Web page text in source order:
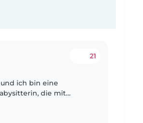
21
und ich bin eine
die mit